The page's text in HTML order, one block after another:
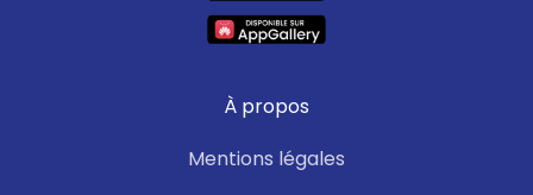
À propos
Mentions légales